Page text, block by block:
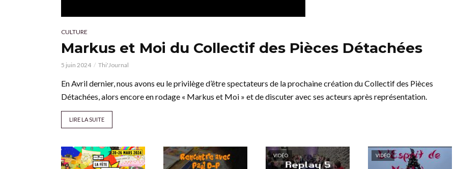
CULTURE
Markus et Moi du Collectif des Pièces Détachées
5 juin 2024 Thi'Journal
En Avril dernier, nous avons eu le privilège d’être spectateurs de la prochaine création du Collectif des Pièces
Détachées, alors encore en rodage « Markus et Moi » et de discuter avec ses acteurs après représentation.
LIRE LA SUITE
VIDÉO VIDÉO